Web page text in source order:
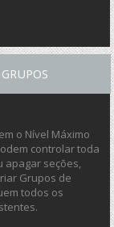
o Nível Máximo
controlar toda
apagar seções,
Grupos de
todos os